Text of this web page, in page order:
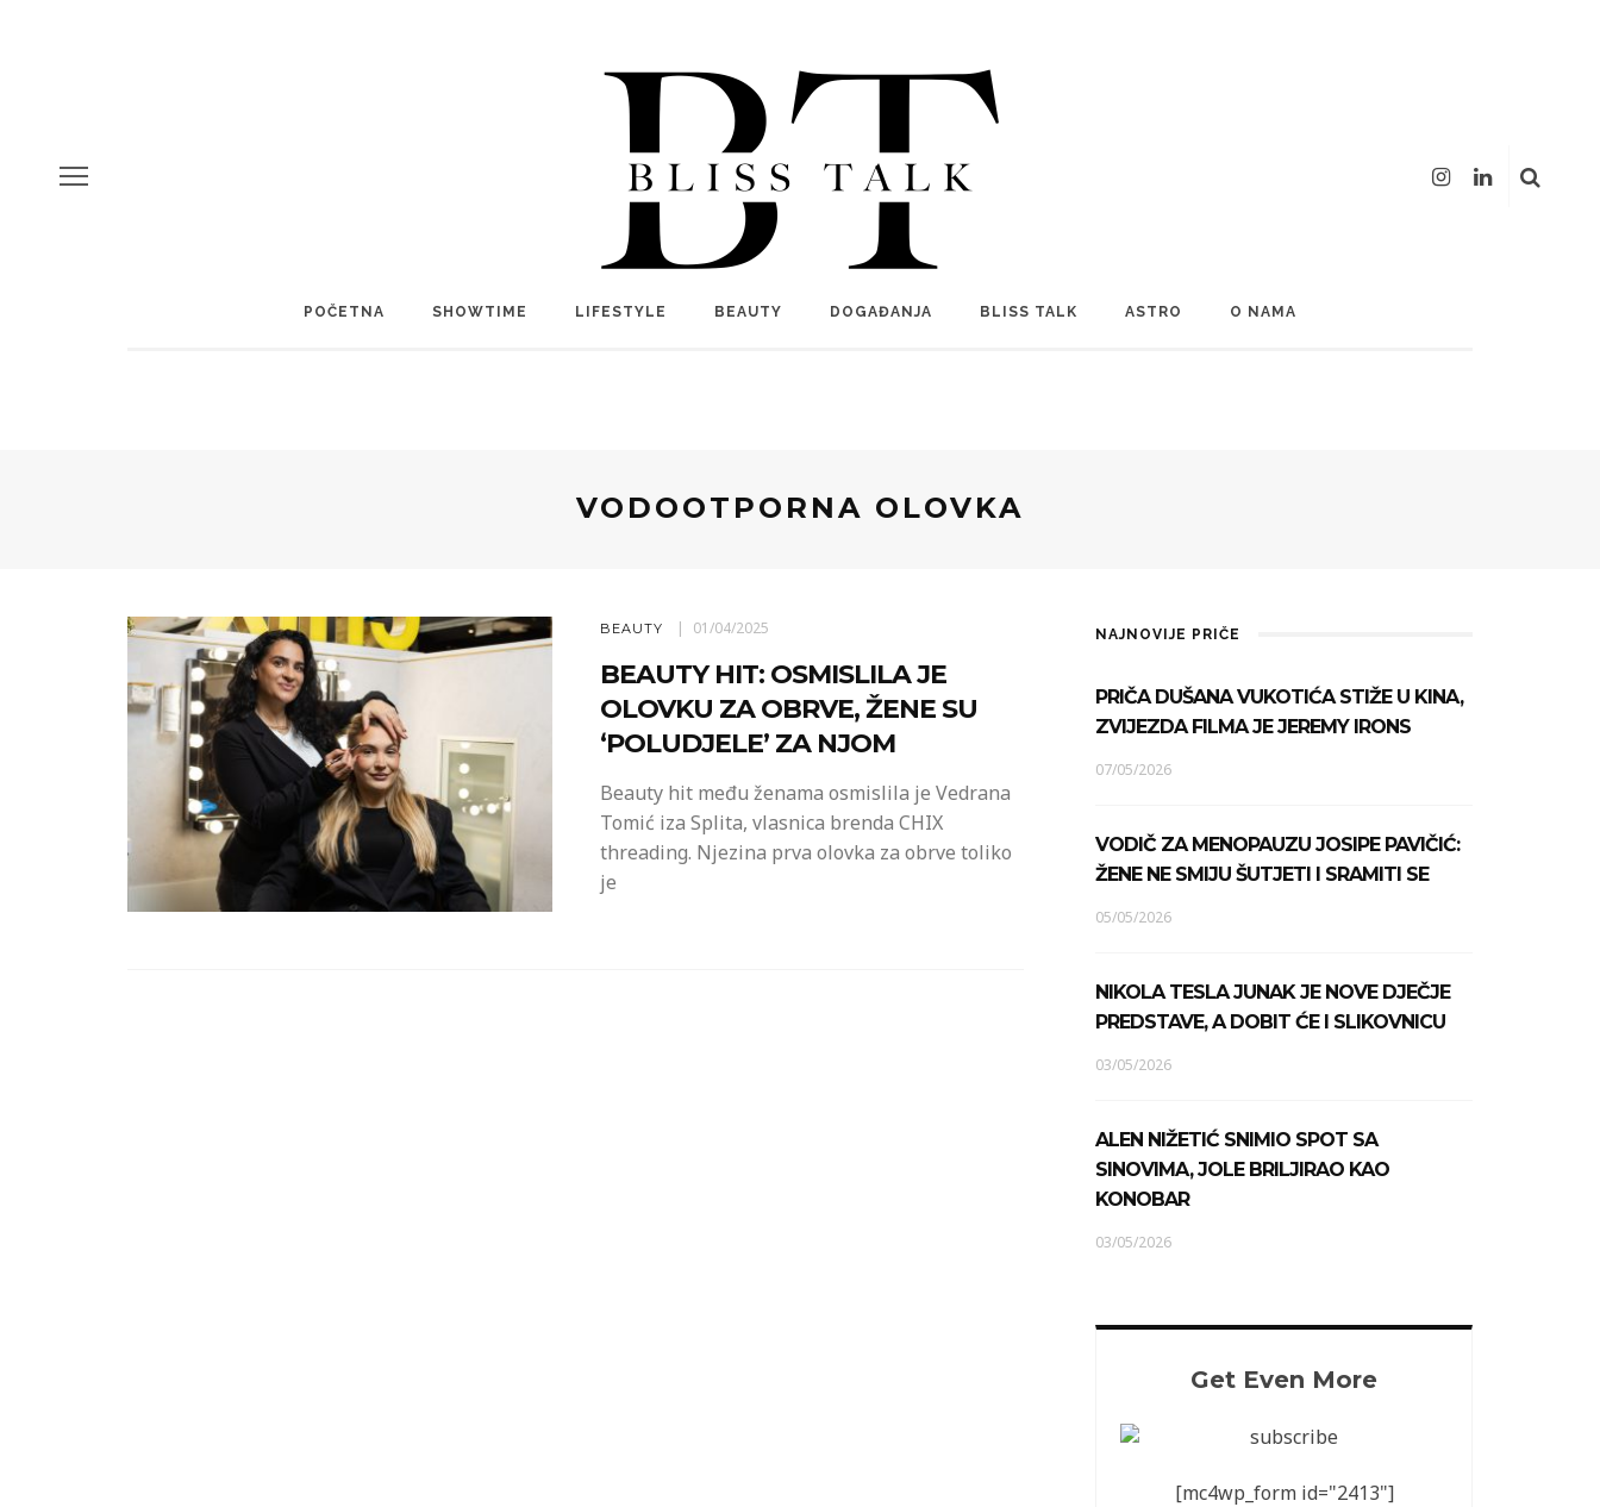
POČETNA SHOWTIME LIFESTYLE BEAUTY DOGAĐANJA BLISS TALK ASTRO O NAMA
VODOOTPORNA OLOVKA
BEAUTY 01/04/2025
BEAUTY HIT: OSMISLILA JE
OLOVKU ZA OBRVE, ŽENE SU
‘POLUDJELE’ ZA NJOM
Beauty hit među ženama osmislila je Vedrana
Tomić iza Splita, vlasnica brenda CHIX
threading. Njezina prva olovka za obrve toliko
je
NAJNOVIJE PRIČE
PRIČA DUŠANA VUKOTIĆA STIŽE U KINA,
ZVIJEZDA FILMA JE JEREMY IRONS
07/05/2026
VODIČ ZA MENOPAUZU JOSIPE PAVIČIĆ:
ŽENE NE SMIJU ŠUTJETI I SRAMITI SE
05/05/2026
NIKOLA TESLA JUNAK JE NOVE DJEČJE
PREDSTAVE, A DOBIT ĆE I SLIKOVNICU
03/05/2026
ALEN NIŽETIĆ SNIMIO SPOT SA
SINOVIMA, JOLE BRILJIRAO KAO
KONOBAR
03/05/2026
Get Even More
[mc4wp_form id="2413"]